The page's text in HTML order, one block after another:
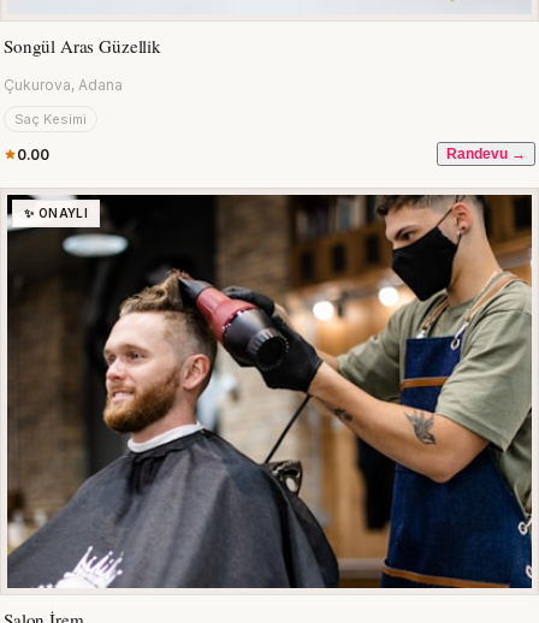
Songül Aras Güzellik
Çukurova, Adana
Saç Kesimi
0.00 Randevu →
✨ ONAYLI